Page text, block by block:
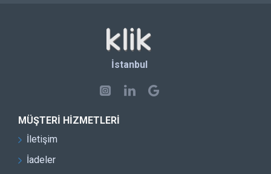
İstanbul
MÜŞTERI HIZMETLERI
İletişim
İadeler